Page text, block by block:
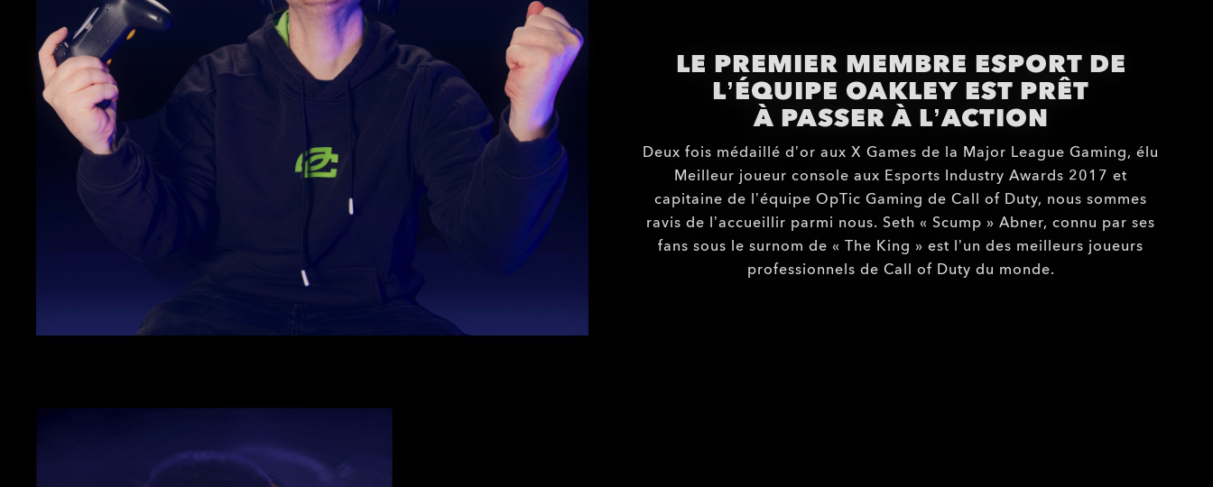
LE PREMIER MEMBRE ESPORT DE
L’ÉQUIPE OAKLEY EST PRÊT
À PASSER À L’ACTION
Deux fois médaillé d’or aux X Games de la Major League Gaming, élu
Meilleur joueur console aux Esports Industry Awards 2017 et
capitaine de l’équipe OpTic Gaming de Call of Duty, nous sommes
ravis de l’accueillir parmi nous. Seth « Scump » Abner, connu par ses
fans sous le surnom de « The King » est l’un des meilleurs joueurs
professionnels de Call of Duty du monde.